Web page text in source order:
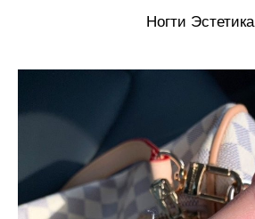
Ногти Эстетика